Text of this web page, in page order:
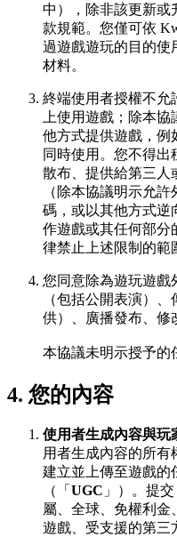
中），除非該更新或
款規範。您僅可依
過遊戲遊玩的目的使
材料。
終端使用者授權不允
上使用遊戲；除本
他方式提供遊戲，例
同時使用。您不得
散布、提供給第三人
（除本協議明示允
碼，或以其他方式逆
作遊戲或其任何部分
律禁止上述限制的範
您同意除為遊玩遊戲
（包括公開表演）
供）、廣播發布、修
本協議未明示授予的
4. 您的內容
使用者生成內容與玩
用者生成內容的所有
建立並上傳至遊戲的
（「 UGC 」）。提
屬、全球、免權利金
遊戲、受支援的第三